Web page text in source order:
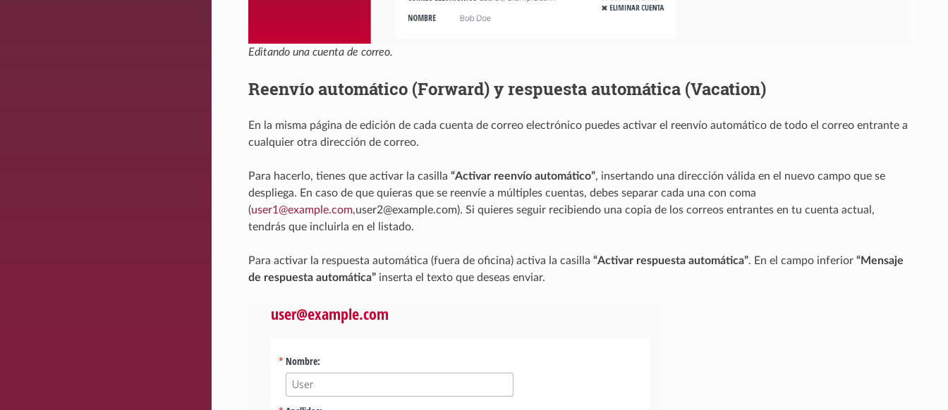
Editando una cuenta de correo.
Reenvío automático (Forward) y respuesta automática (Vacation)
En la misma página de edición de cada cuenta de correo electrónico puedes activar el reenvío automático de todo el correo entrante a
cualquier otra dirección de correo.
Para hacerlo, tienes que activar la casilla “Activar reenvío automático”, insertando una dirección válida en el nuevo campo que se
despliega. En caso de que quieras que se reenvíe a múltiples cuentas, debes separar cada una con coma
(user1@example.com,user2@example.com). Si quieres seguir recibiendo una copia de los correos entrantes en tu cuenta actual,
tendrás que incluirla en el listado.
Para activar la respuesta automática (fuera de oficina) activa la casilla “Activar respuesta automática”. En el campo inferior “Mensaje
de respuesta automática”inserta el texto que deseas enviar.